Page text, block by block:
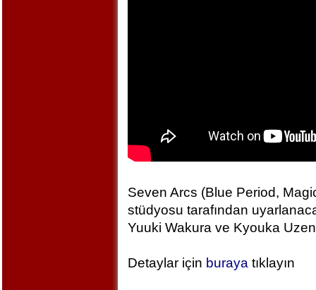
Seven Arcs (Blue Period,
stüdyosu tarafından
Yuuki Wakura ve Kyouka
Detaylar için buraya tıklayın